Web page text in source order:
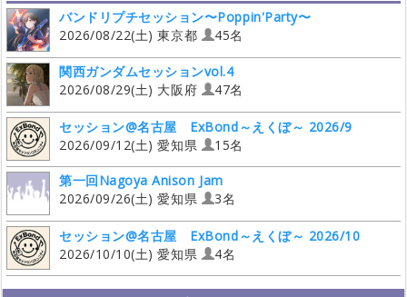
バンドリプチセッション〜Poppin'Party〜
2026/08/22(土) 東京都
45名
関西ガンダムセッションvol.4
2026/08/29(土) 大阪府
47名
セッション@名古屋 ExBond～えくぼ～ 2026/9
2026/09/12(土) 愛知県
15名
第一回Nagoya Anison Jam
2026/09/26(土) 愛知県
3名
セッション@名古屋 ExBond～えくぼ～ 2026/10
2026/10/10(土) 愛知県
4名